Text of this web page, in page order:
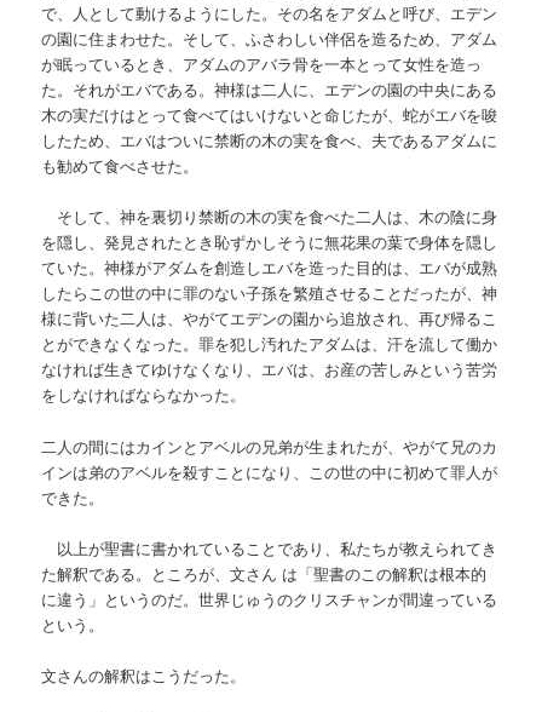
で、人として動けるようにした。その名をアダムと呼び、エデン
の園に住まわせた。そして、ふさわしい伴侶を造るため、アダム
が眠っているとき、アダムのアバラ骨を一本とって女性を造っ
た。それがエバである。神様は二人に、エデンの園の中央にある
木の実だけはとって食べてはいけないと命じたが、蛇がエバを唆
したため、エバはついに禁断の木の実を食べ、夫であるアダムに
も勧めて食べさせた。
そして、神を裏切り禁断の木の実を食べた二人は、木の陰に身
を隠し、発見されたとき恥ずかしそうに無花果の葉で身体を隠し
ていた。神様がアダムを創造しエバを造った目的は、エバが成熟
したらこの世の中に罪のない子孫を繁殖させることだったが、神
様に背いた二人は、やがてエデンの園から追放され、再び帰るこ
とができなくなった。罪を犯し汚れたアダムは、汗を流して働か
なければ生きてゆけなくなり、エバは、お産の苦しみという苦労
をしなければならなかった。
二人の間にはカインとアベルの兄弟が生まれたが、やがて兄のカ
インは弟のアベルを殺すことになり、この世の中に初めて罪人が
できた。
以上が聖書に書かれていることであり、私たちが教えられてき
た解釈である。ところが、文さん は「聖書のこの解釈は根本的
に違う」というのだ。世界じゅうのクリスチャンが間違っている
という。
文さんの解釈はこうだった。